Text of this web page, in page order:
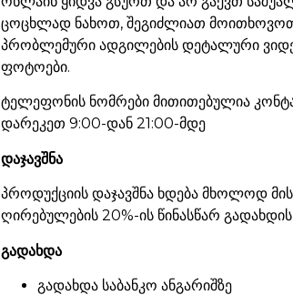
ცოცხლად ნახოთ, შეგიძლიათ
პრობლემური ადგილების დეტალური
ფოტოები.
ტელეფონის ნომრები მითითებულია
დარეკეთ 9:00-დან 21:00-მდე
დაჯავშნა
პროდუქციის დაჯავშნა ხდება მხოლოდ
ღირებულების 20%-ის წინასწარ გადახდის
გადახდა
გადახდა საბანკო ანგარიშზე